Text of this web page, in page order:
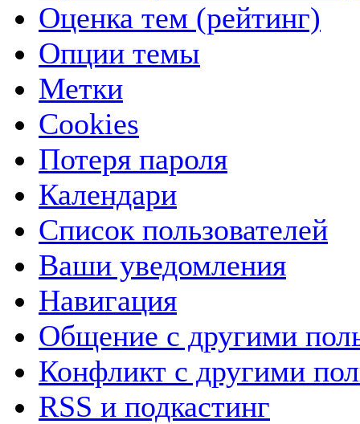
Оценка тем (рейтинг)
Опции темы
Метки
Cookies
Потеря пароля
Календари
Список пользователей
Ваши уведомления
Навигация
Общение с другими
Конфликт с другими
RSS и подкастинг